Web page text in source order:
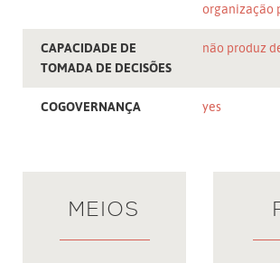
organização
CAPACIDADE DE
TOMADA DE DECISÕES
não produz
COGOVERNANÇA yes
MEIOS